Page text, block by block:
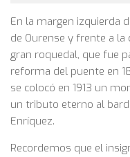
En la margen izquierda
de Ourense y frente a la
gran roquedal, que fue
reforma del puente en
se colocó en 1913 un
un tributo eterno al
Enríquez.
Recordemos que el